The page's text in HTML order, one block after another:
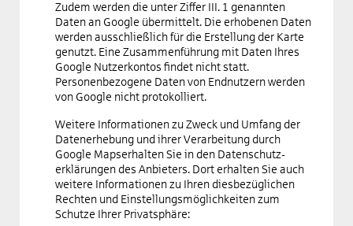
Zudem werden die unter Ziffer III. 1 genannten
Daten an Google übermittelt. Die erhobenen Daten
werden ausschließlich für die Erstellung der Karte
genutzt. Eine Zusammenführung mit Daten Ihres
Google Nutzerkontos findet nicht statt.
Personenbezogene Daten von Endnutzern werden
von Google nicht protokolliert.
Weitere Informationen zu Zweck und Umfang der
Datenerhebung und ihrer Verarbeitung durch
Google Mapserhalten Sie in den Datenschutz­
erklärungen des Anbieters. Dort erhalten Sie auch
weitere Informationen zu Ihren diesbezüglichen
Rechten und Einstellungsmöglichkeiten zum
Schutze Ihrer Privatsphäre: